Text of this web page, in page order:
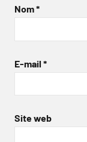
Nom*
E-mail *
Site web